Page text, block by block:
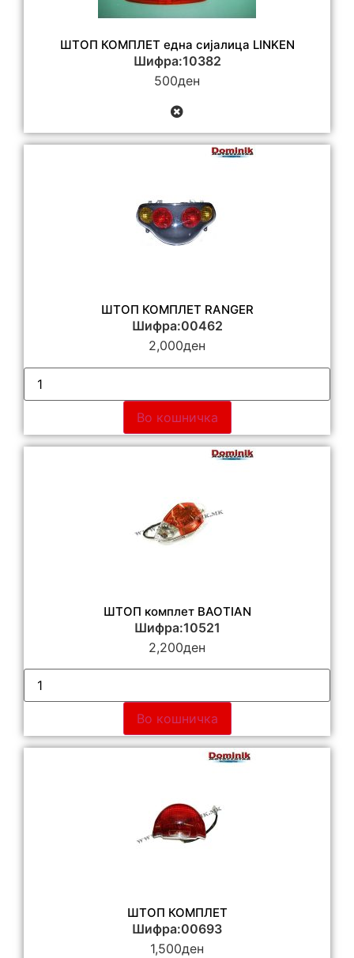
ШТОП КОМПЛЕТ една сијалица LINKEN
Шифра:10382
500ден
ШТОП КОМПЛЕТ RANGER
Шифра:00462
2,000ден
Во кошничка
ШТОП комплет BAOTIAN
Шифра:10521
2,200ден
Во кошничка
ШТОП КОМПЛЕТ
Шифра:00693
1,500ден